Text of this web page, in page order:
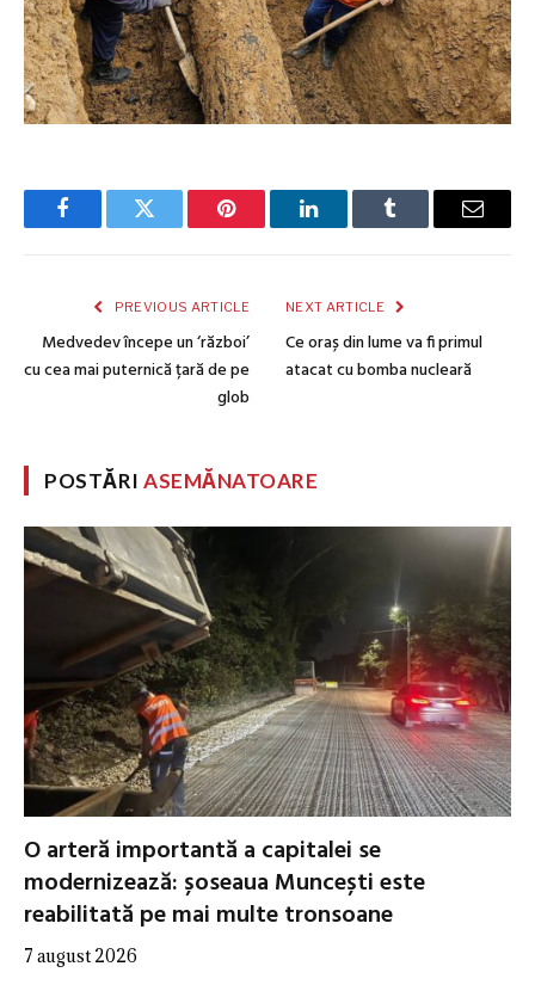
FacebookTwitter Pinterest LinkedInTumblr Email
PREVIOUS ARTICLE
Medvedev începe un ‘război’
cu cea mai puternică țară de pe
glob
NEXT ARTICLE
Ce oraș din lume va fi primul
atacat cu bomba nucleară
POSTĂRIASEMĂNATOARE
O arteră importantă a capitalei se
modernizează: șoseaua Muncești este
reabilitată pe mai multe tronsoane
7 august 2026